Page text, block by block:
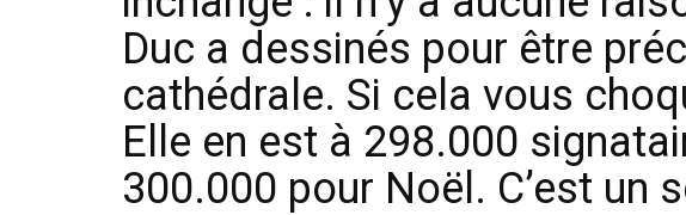
Duc a dessinés pour être
cathédrale. Si cela vous
Elle en est à 298.000
300.000 pour Noël. C’est un